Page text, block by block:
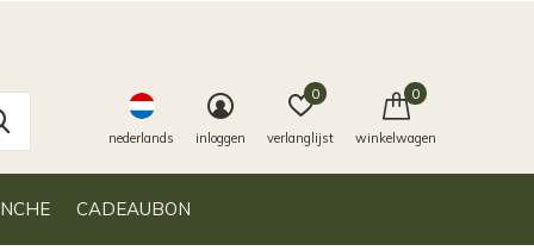
CADEAUBON
nederlands inloggen verlanglijst
0
winkelwagen
0